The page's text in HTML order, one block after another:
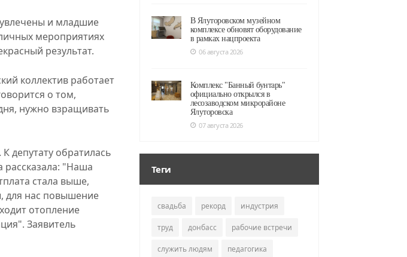
и младшие
мероприятиях
результат.
коллектив работает
о том,
нужно взращивать
депутату обратилась
"Наша
стала выше,
для нас повышение
отопление
Заявитель
В Ялуторовском музейном
комплексе обновят оборудование
в рамках нацпроекта
06 августа 2026
Комплекс "Банный бунтарь"
официально открылся в
лесозаводском микрорайоне
Ялуторовска
07 августа 2026
Теги
свадьба рекорд индустрия
труд донбасс рабочие встречи
служить людям педагогика